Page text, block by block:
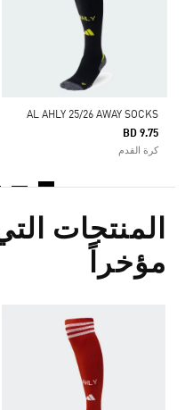
AL AHLY 25/26 AWAY SOCKS
BD 9.75
كرة القدم
المنتجات
مؤخراً